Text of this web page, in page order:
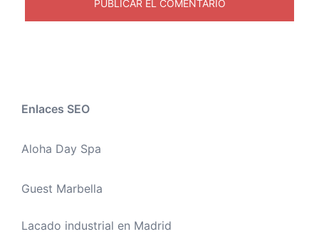
Enlaces SEO
Aloha Day Spa
Guest Marbella
Lacado industrial en Madrid